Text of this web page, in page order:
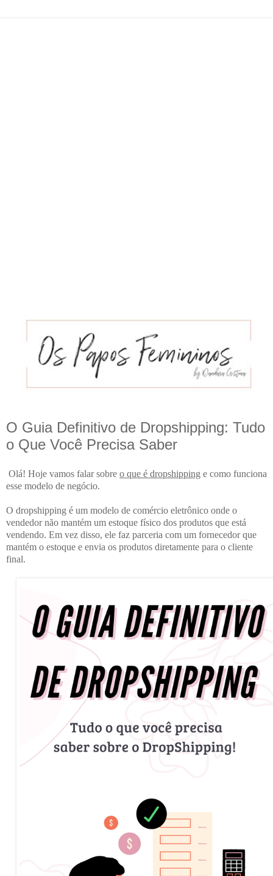
O Guia Definitivo de Dropshipping: Tudo
o Que Você Precisa Saber
Olá! Hoje vamos falar sobre o que é dropshipping e como funciona
esse modelo de negócio.
O dropshipping é um modelo de comércio eletrônico onde o
vendedor não mantém um estoque físico dos produtos que está
vendendo. Em vez disso, ele faz parceria com um fornecedor que
mantém o estoque e envia os produtos diretamente para o cliente
final.